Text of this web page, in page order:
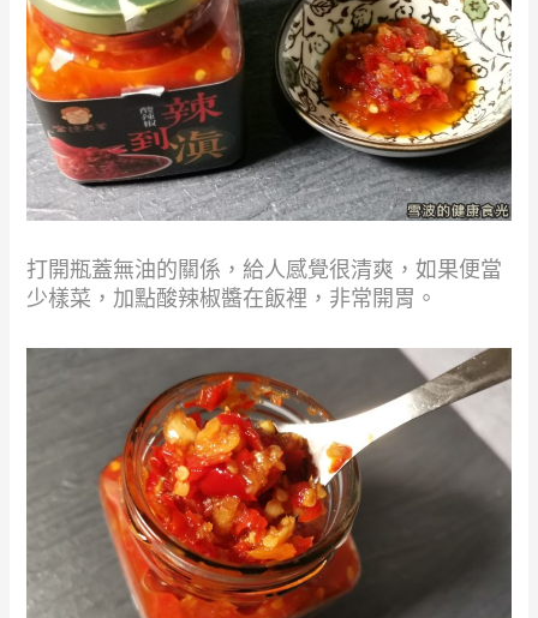
打開瓶蓋無油的關係，給人感覺很清爽，如果便當
少樣菜，加點酸辣椒醬在飯裡，非常開胃。